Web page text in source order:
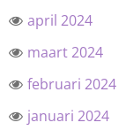
april 2024
maart 2024
februari 2024
januari 2024